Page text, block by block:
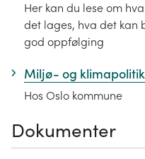
Her kan du lese om
det lages, hva det kan
god oppfølging
Miljø- og
Hos Oslo kommune
Dokumenter